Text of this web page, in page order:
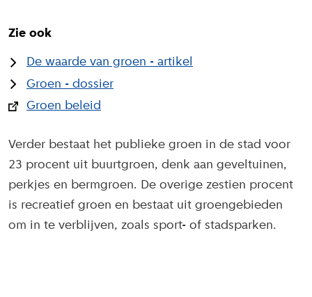
Zie ook
De waarde van groen - artikel
Groen - dossier
Groen beleid
Verder bestaat het publieke groen in de stad voor
23 procent uit buurtgroen, denk aan geveltuinen,
perkjes en bermgroen. De overige zestien procent
is recreatief groen en bestaat uit groengebieden
om in te verblijven, zoals sport- of stadsparken.